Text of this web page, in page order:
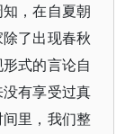
，在自夏朝
了出现春秋
式的言论自
有享受过真
里，我们整